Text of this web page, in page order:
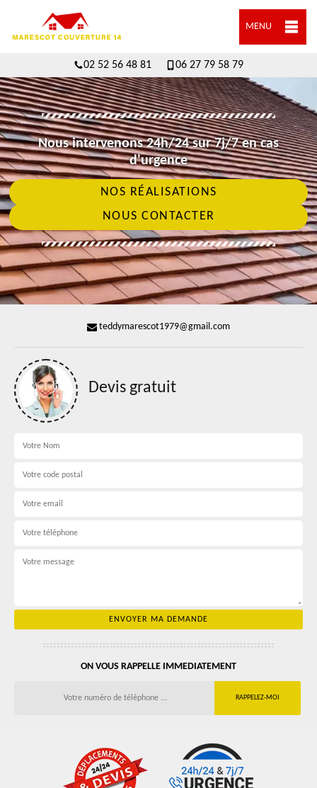
MENU
02 52 56 48 81 06 27 79 58 79
Nous intervenons 24h/24 sur 7j/7 en cas
d'urgence
NOS RÉALISATIONS
NOUS CONTACTER
teddymarescot1979@gmail.com
Devis gratuit
ON VOUS RAPPELLE IMMEDIATEMENT